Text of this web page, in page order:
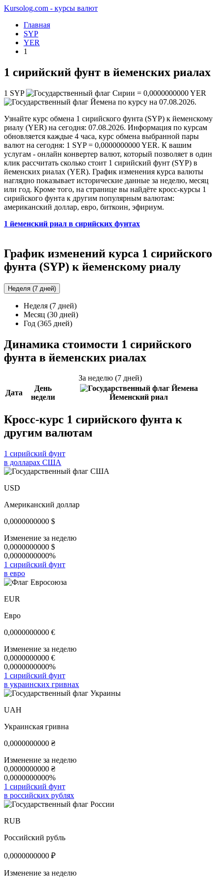
Kursolog.com - курсы валют
Главная
SYP
YER
1
1 сирийский фунт в йеменских риалах
1 SYP = 0,0000000000YER
по курсу на 07.08.2026.
Узнайте курс обмена 1 сирийского фунта (SYP) к йеменскому
риалу (YER) на сегодня: 07.08.2026. Информация по курсам
обновляется каждые 4 часа, курс обмена выбранной пары
валют на сегодня: 1 SYP = 0,0000000000 YER. К вашим
услугам - онлайн конвертер валют, который позволяет в один
клик рассчитать сколько стоит 1 сирийский фунт (SYP) в
йеменских риалах (YER). График изменения курса валюты
наглядно показывает исторические данные за неделю, месяц
или год. Кроме того, на странице вы найдёте кросс-курсы 1
сирийского фунта к другим популярным валютам:
американский доллар, евро, биткоин, эфириум.
1 йеменский риал в сирийских фунтах
График изменений курса 1 сирийского
фунта (SYP) к йеменскому риалу
Неделя (7 дней)
Неделя (7 дней)
Месяц (30 дней)
Год (365 дней)
Динамика стоимости 1 сирийского
фунта в йеменских риалах
За неделю (7 дней)
Дата
День
недели
Йеменский риал
Кросс-курс 1 сирийского фунта к
другим валютам
1 сирийский фунт
в долларах США
USD
Американский доллар
0,0000000000 $
Изменение за неделю
0,0000000000 $
0,0000000000%
1 сирийский фунт
в евро
EUR
Евро
0,0000000000 €
Изменение за неделю
0,0000000000 €
0,0000000000%
1 сирийский фунт
в украинских гривнах
UAH
Украинская гривна
0,0000000000 ₴
Изменение за неделю
0,0000000000 ₴
0,0000000000%
1 сирийский фунт
в российских рублях
RUB
Российский рубль
0,0000000000 ₽
Изменение за неделю